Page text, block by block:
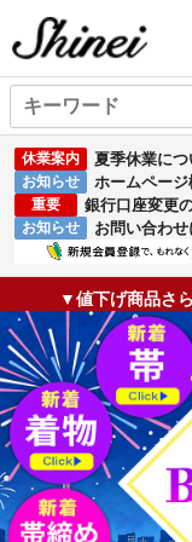
休業案内 夏季休業に
お知らせ ホームペー
重要 銀行口座変更
お知らせ お問い合わ
▼値下げ商品さ